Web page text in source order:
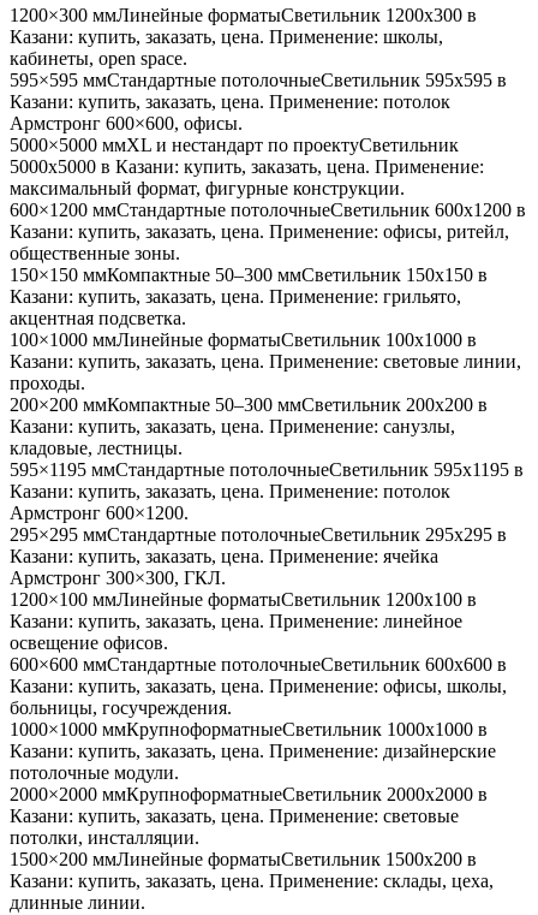
1200×300 ммЛинейные форматыСветильник 1200x300 в
Казани: купить, заказать, цена. Применение: школы,
кабинеты, open space.
595×595 ммСтандартные потолочныеСветильник 595x595 в
Казани: купить, заказать, цена. Применение: потолок
Армстронг 600×600, офисы.
5000×5000 ммXL и нестандарт по проектуСветильник
5000x5000 в Казани: купить, заказать, цена. Применение:
максимальный формат, фигурные конструкции.
600×1200 ммСтандартные потолочныеСветильник 600x1200 в
Казани: купить, заказать, цена. Применение: офисы, ритейл,
общественные зоны.
150×150 ммКомпактные 50–300 ммСветильник 150x150 в
Казани: купить, заказать, цена. Применение: грильято,
акцентная подсветка.
100×1000 ммЛинейные форматыСветильник 100x1000 в
Казани: купить, заказать, цена. Применение: световые линии,
проходы.
200×200 ммКомпактные 50–300 ммСветильник 200x200 в
Казани: купить, заказать, цена. Применение: санузлы,
кладовые, лестницы.
595×1195 ммСтандартные потолочныеСветильник 595x1195 в
Казани: купить, заказать, цена. Применение: потолок
Армстронг 600×1200.
295×295 ммСтандартные потолочныеСветильник 295x295 в
Казани: купить, заказать, цена. Применение: ячейка
Армстронг 300×300, ГКЛ.
1200×100 ммЛинейные форматыСветильник 1200x100 в
Казани: купить, заказать, цена. Применение: линейное
освещение офисов.
600×600 ммСтандартные потолочныеСветильник 600x600 в
Казани: купить, заказать, цена. Применение: офисы, школы,
больницы, госучреждения.
1000×1000 ммКрупноформатныеСветильник 1000x1000 в
Казани: купить, заказать, цена. Применение: дизайнерские
потолочные модули.
2000×2000 ммКрупноформатныеСветильник 2000x2000 в
Казани: купить, заказать, цена. Применение: световые
потолки, инсталляции.
1500×200 ммЛинейные форматыСветильник 1500x200 в
Казани: купить, заказать, цена. Применение: склады, цеха,
длинные линии.